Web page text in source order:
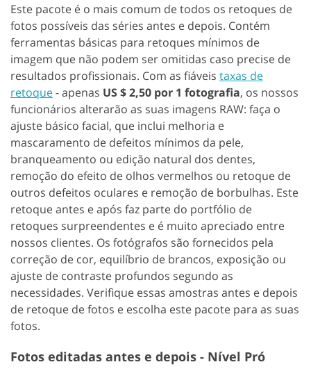
Este pacote é o mais comum de todos os retoques de
fotos possíveis das séries antes e depois. Contém
ferramentas básicas para retoques mínimos de
imagem que não podem ser omitidas caso precise de
resultados profissionais. Com as fiáveis taxas de
retoque- apenas US $ 2,50 por 1 fotografia, os nossos
funcionários alterarão as suas imagens RAW: faça o
ajuste básico facial, que inclui melhoria e
mascaramento de defeitos mínimos da pele,
branqueamento ou edição natural dos dentes,
remoção do efeito de olhos vermelhos ou retoque de
outros defeitos oculares e remoção de borbulhas. Este
retoque antes e após faz parte do portfólio de
retoques surpreendentes e é muito apreciado entre
nossos clientes. Os fotógrafos são fornecidos pela
correção de cor, equilíbrio de brancos, exposição ou
ajuste de contraste profundos segundo as
necessidades. Verifique essas amostras antes e depois
de retoque de fotos e escolha este pacote para as suas
fotos.
Fotos editadas antes e depois - Nível Pró